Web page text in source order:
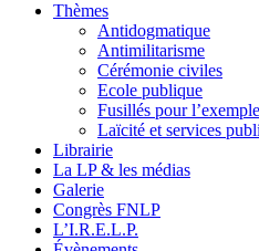
Thèmes
Antidogmatique
Antimilitarisme
Cérémonie civiles
Ecole publique
Fusillés pour l’exemple
Laïcité et services
Librairie
La LP & les médias
Galerie
Congrès FNLP
L’I.R.E.L.P.